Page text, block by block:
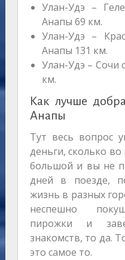
Улан-Удэ –
Анапы 69 км.
Улан-Удэ –
Анапы 131 км.
Улан-Удэ – Сочи
км.
Как лучше
Анапы
Тут весь вопрос
деньги, сколько во
большой и вы не
дней в поезде,
жизнь в разных
неспешно
пирожки и
знакомств, то да.
это самое то.